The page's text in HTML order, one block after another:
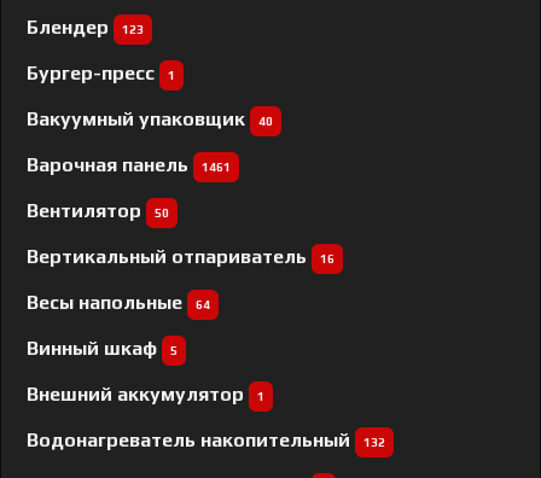
Блендер 123
Бургер-пресс 1
Вакуумный упаковщик 40
Варочная панель 1461
Вентилятор 50
Вертикальный отпариватель 16
Весы напольные 64
Винный шкаф 5
Внешний аккумулятор 1
Водонагреватель накопительный 132